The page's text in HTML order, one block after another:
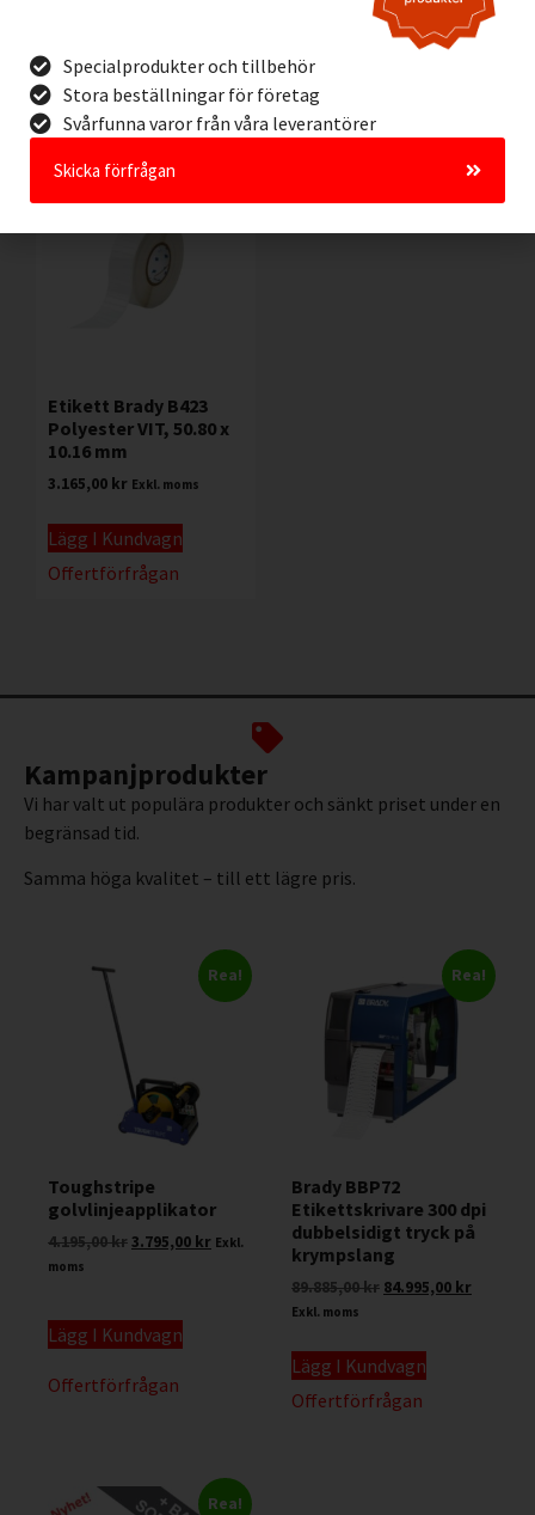
Offertförfrågan
Lägg I Kundvagn
Offertförfrågan
Etikett Brady B423
Polyester VIT, 50.80 x
10.16 mm
3.165,00 kr Exkl. moms
Lägg I Kundvagn
Offertförfrågan
Kampanjprodukter
Vi har valt ut populära produkter och sänkt priset under en
begränsad tid.
Samma höga kvalitet – till ett lägre pris.
Rea!
Toughstripe
golvlinjeapplikator
4.195,00kr3.795,00 kr Exkl.
moms
Lägg I Kundvagn
Offertförfrågan
Rea!
Brady BBP72
Etikettskrivare 300 dpi
dubbelsidigt tryck på
krympslang
89.885,00kr 84.995,00 kr
Exkl. moms
Lägg I Kundvagn
Offertförfrågan
Rea!
Specialprodukter och tillbehör
Stora beställningar för företag
Svårfunna varor från våra leverantörer
Skicka förfrågan